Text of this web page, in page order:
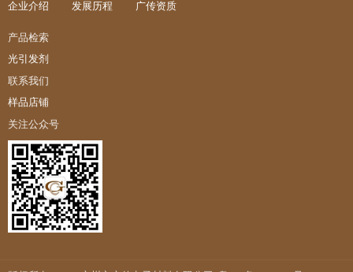
企业介绍 发展历程 广传资质
产品检索
光引发剂
联系我们
样品店铺
关注公众号